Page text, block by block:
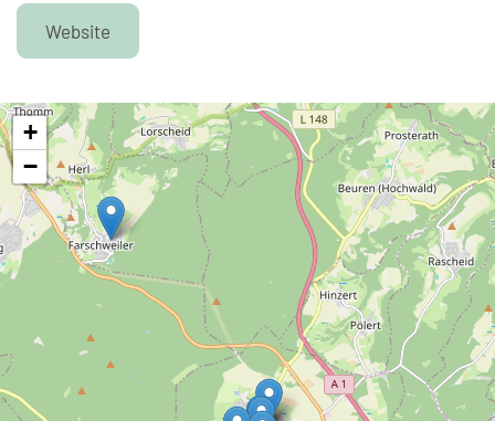
Website
+
−